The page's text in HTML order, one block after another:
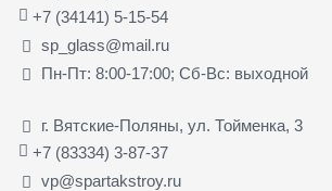
+7 (34141) 5-15-54
sp_glass@mail.ru
Пн-Пт: 8:00-17:00; Сб-Вс: выходной
г. Вятские-Поляны, ул. Тойменка, 3
+7 (83334) 3-87-37
vp@spartakstroy.ru